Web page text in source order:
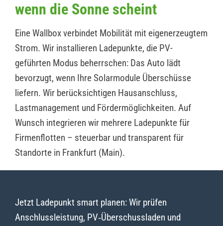
wenn die Sonne scheint
Eine Wallbox verbindet Mobilität mit eigenerzeugtem
Strom. Wir installieren Ladepunkte, die PV-
geführten Modus beherrschen: Das Auto lädt
bevorzugt, wenn Ihre Solarmodule Überschüsse
liefern. Wir berücksichtigen Hausanschluss,
Lastmanagement und Fördermöglichkeiten. Auf
Wunsch integrieren wir mehrere Ladepunkte für
Firmenflotten – steuerbar und transparent für
Standorte in Frankfurt (Main).
Jetzt Ladepunkt smart planen: Wir prüfen
Anschlussleistung, PV‑Überschussladen und